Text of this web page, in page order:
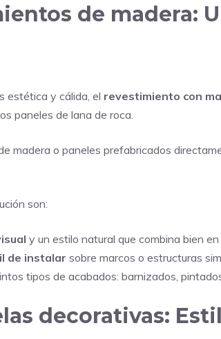
de madera:
estética y cálida, el revestimiento con
paneles de lana de roca.
madera o paneles prefabricados
son:
y un estilo natural que combina bien
de instalar sobre marcos o estructuras
tipos de acabados: barnizados,
decorativas: